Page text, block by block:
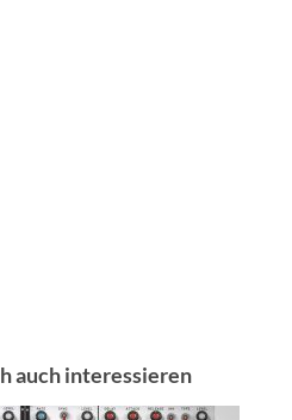
auch interessieren